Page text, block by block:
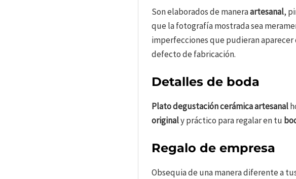
Son elaborados de maneraartesanal,
que la fotografía mostrada sea
imperfecciones que pudieran
defecto de fabricación.
Detalles de boda
Plato degustación cerámica artesanal
originaly práctico para regalar en tu
Regalo de empresa
Obsequia de una manera diferente a